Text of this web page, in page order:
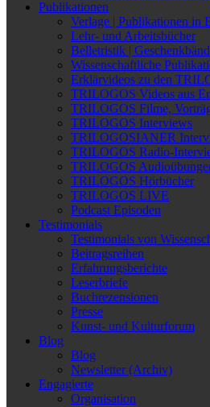
Publikationen
Verlage | Publikationen in
Lehr- und Arbeitsbücher
Belletristik |
Wissenschaftliche
Erklärvideos zu den
TRILOGOS Videos aus
TRILOGOS Filme,
TRILOGOS Interviews
TRILOGOSIANER
TRILOGOS Radio-
TRILOGOS
TRILOGOS Hörbücher
TRILOGOS LIVE
Podcast Episoden
Testimonials
Testimonials von
Beitragsreihen
Erfahrungsberichte
Leserbriefe
Buchrezensionen
Presse
Kunst- und Kulturforum
Blog
Blog
Newsletter (Archiv)
Engagierte
Organisation